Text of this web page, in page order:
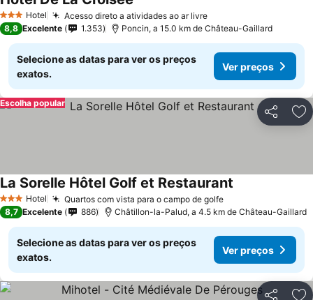
3 EstrelasHotel Acesso direto a atividades ao ar livre
8,8 Excelente 1.353 Poncin, a 15.0 km de Château-Gaillard
Selecione as datas para ver os preços
exatos.
Ver preços
Partilhar
Escolha popular
3 EstrelasHotel Quartos com vista para o campo de golfe
La Sorelle Hôtel Golf et Restaurant
8,7 Excelente 886 Châtillon-la-Palud, a 4.5 km de Château-Gaillard
Selecione as datas para ver os preços
exatos.
Ver preços